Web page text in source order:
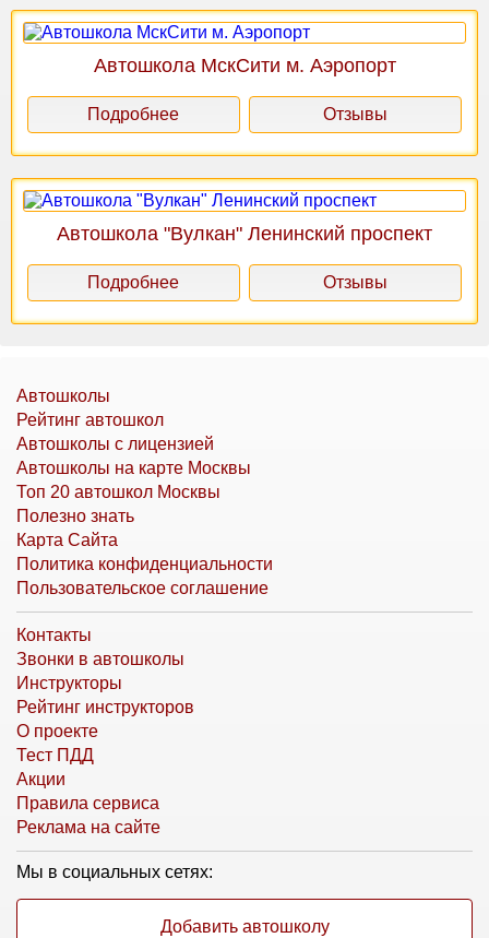
Автошкола МскСити м. Аэропорт
Подробнее Отзывы
Автошкола "Вулкан" Ленинский проспект
Подробнее Отзывы
Автошколы
Рейтинг автошкол
Автошколы с лицензией
Автошколы на карте Москвы
Топ 20 автошкол Москвы
Полезно знать
Карта Сайта
Политика конфиденциальности
Пользовательское соглашение
Контакты
Звонки в автошколы
Инструкторы
Рейтинг инструкторов
О проекте
Тест ПДД
Акции
Правила сервиса
Реклама на сайте
Мы в социальных сетях:
Добавить автошколу